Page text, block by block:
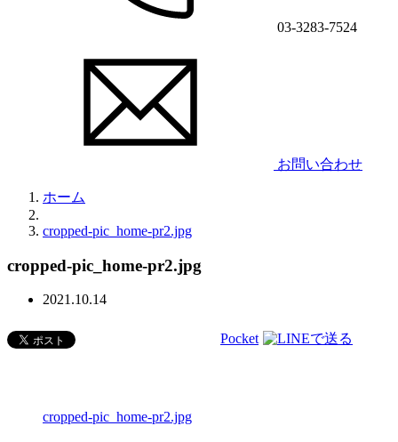
03-3283-7524
お問い合わせ
ホーム
cropped-pic_home-pr2.jpg
cropped-pic_home-pr2.jpg
2021.10.14
Pocket
cropped-pic_home-pr2.jpg